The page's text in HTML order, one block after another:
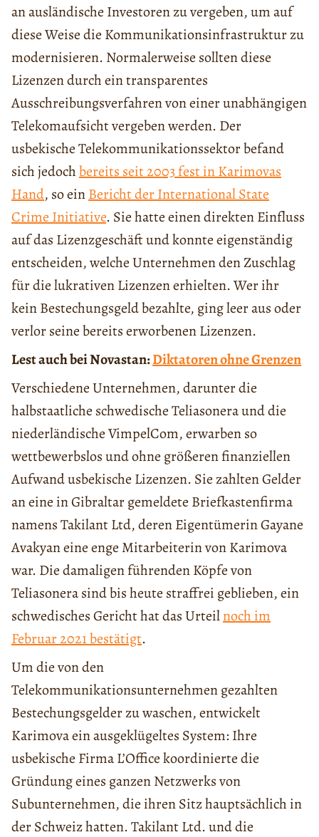
an ausländische Investoren zu vergeben, um auf
diese Weise die Kommunikationsinfrastruktur zu
modernisieren. Normalerweise sollten diese
Lizenzen durch ein transparentes
Ausschreibungsverfahren von einer unabhängigen
Telekomaufsicht vergeben werden. Der
usbekische Telekommunikationssektor befand
sich jedochbereits seit 2003 fest in Karimovas
Hand, so einBericht der International State
Crime Initiative. Sie hatte einen direkten Einfluss
auf das Lizenzgeschäft und konnte eigenständig
entscheiden, welche Unternehmen den Zuschlag
für die lukrativen Lizenzen erhielten. Wer ihr
kein Bestechungsgeld bezahlte, ging leer aus oder
verlor seine bereits erworbenen Lizenzen.
Lest auch bei Novastan:Diktatoren ohne Grenzen
Verschiedene Unternehmen, darunter die
halbstaatliche schwedische Teliasonera und die
niederländische VimpelCom, erwarben so
wettbewerbslos und ohne größeren finanziellen
Aufwand usbekische Lizenzen. Sie zahlten Gelder
an eine in Gibraltar gemeldete Briefkastenfirma
namens Takilant Ltd, deren Eigentümerin Gayane
Avakyan eine enge Mitarbeiterin von Karimova
war. Die damaligen führenden Köpfe von
Teliasonera sind bis heute straffrei geblieben, ein
schwedisches Gericht hat das Urteilnoch im
Februar 2021 bestätigt.
Um die von den
Telekommunikationsunternehmen gezahlten
Bestechungsgelder zu waschen, entwickelt
Karimova ein ausgeklügeltes System: Ihre
usbekische Firma L’Office koordinierte die
Gründung eines ganzen Netzwerks von
Subunternehmen, die ihren Sitz hauptsächlich in
der Schweiz hatten. Takilant Ltd. und die